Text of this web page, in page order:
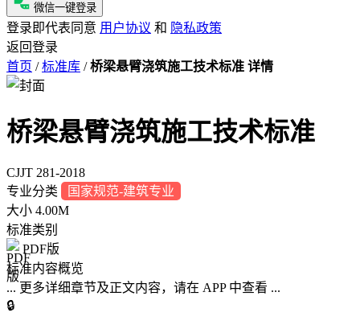
微信一键登录
登录即代表同意 用户协议 和 隐私政策
返回登录
首页 / 标准库 / 桥梁悬臂浇筑施工技术标准 详情
桥梁悬臂浇筑施工技术标准
CJJT 281-2018
专业分类
国家规范-建筑专业
大小 4.00M
标准类别
PDF版
标准内容概览
... 更多详细章节及正文内容，请在 APP 中查看 ...
🔒